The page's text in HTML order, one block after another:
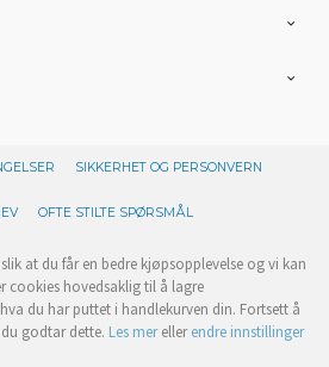
SIKKERHET OG PERSONVERN
OFTE STILTE SPØRSMÅL
at du får en bedre kjøpsopplevelse og vi kan
cookies hovedsaklig til å lagre
du har puttet i handlekurven din. Fortsett å
godtar dette. Les merellerendre innstillinger